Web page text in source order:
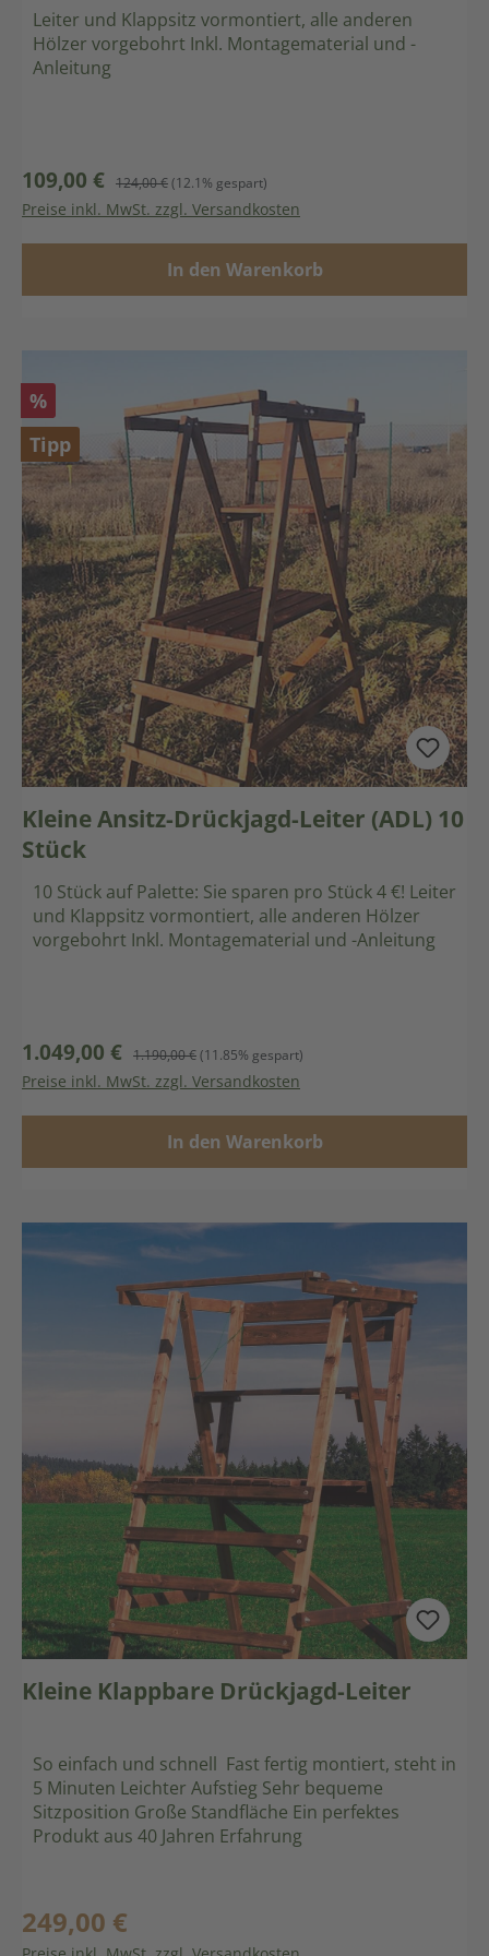
Leiter und Klappsitz vormontiert, alle anderen
Hölzer vorgebohrt Inkl. Montagematerial und -
Anleitung
Verkaufspreis:
109,00 € Regulärer Preis:
124,00 €(12.1% gespart)
Preise inkl. MwSt. zzgl. Versandkosten
In den Warenkorb
Rabatt
%
Tipp
Kleine Ansitz-Drückjagd-Leiter (ADL) 10
Stück
10 Stück auf Palette: Sie sparen pro Stück 4 €! Leiter
und Klappsitz vormontiert, alle anderen Hölzer
vorgebohrt Inkl. Montagematerial und -Anleitung
Verkaufspreis:
1.049,00 € Regulärer Preis:
1.190,00 €(11.85% gespart)
Preise inkl. MwSt. zzgl. Versandkosten
In den Warenkorb
Kleine Klappbare Drückjagd-Leiter
So einfach und schnell Fast fertig montiert, steht in
5 Minuten Leichter Aufstieg Sehr bequeme
Sitzposition Große Standfläche Ein perfektes
Produkt aus 40 Jahren Erfahrung
Regulärer Preis:
249,00 €